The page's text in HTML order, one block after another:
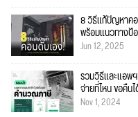
8 วิธีแก้ปัญหาคอ
พร้อมแนวทางป้
Jun 12, 2025
รวมวิธีและแอพ
จ่ายที่ไหน ขอคืน
Nov 1, 2024